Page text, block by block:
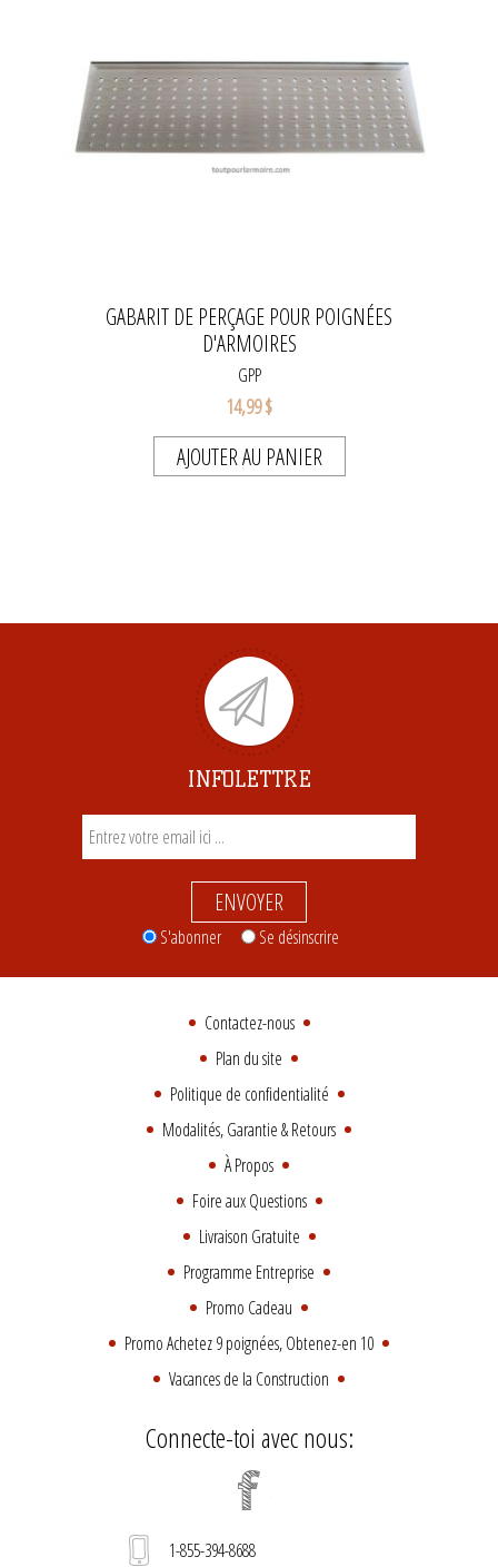
GABARIT DE PERÇAGE POUR POIGNÉES
D'ARMOIRES
GPP
14,99 $
AJOUTER AU PANIER
INFOLETTRE
ENVOYER
S'abonner Se désinscrire
Contactez-nous
Plan du site
Politique de confidentialité
Modalités, Garantie & Retours
À Propos
Foire aux Questions
Livraison Gratuite
Programme Entreprise
Promo Cadeau
Promo Achetez 9 poignées, Obtenez-en 10
Vacances de la Construction
Connecte-toi avec nous:
1-855-394-8688